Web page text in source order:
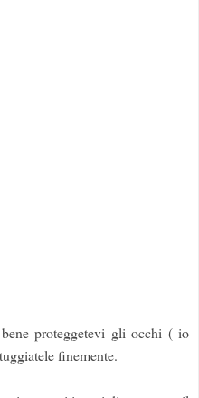
proteggetevi gli occhi ( io
finemente.